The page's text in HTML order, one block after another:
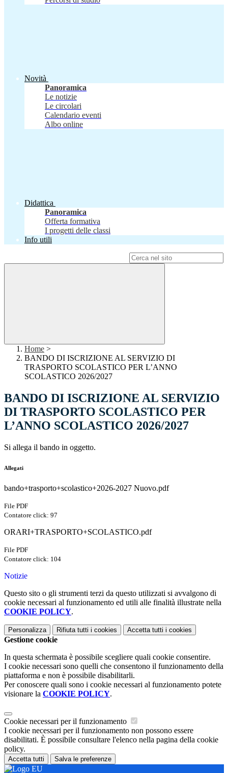
Novità
Panoramica
Le notizie
Le circolari
Calendario eventi
Albo online
Didattica
Panoramica
Offerta formativa
I progetti delle classi
Info utili
Home >
BANDO DI ISCRIZIONE AL SERVIZIO DI
TRASPORTO SCOLASTICO PER L’ANNO
SCOLASTICO 2026/2027
BANDO DI ISCRIZIONE AL SERVIZIO
DI TRASPORTO SCOLASTICO PER
L’ANNO SCOLASTICO 2026/2027
Si allega il bando in oggetto.
Allegati
bando+trasporto+scolastico+2026-2027 Nuovo.pdf
File PDF
Contatore click: 97
ORARI+TRASPORTO+SCOLASTICO.pdf
File PDF
Contatore click: 104
Notizie
Questo sito o gli strumenti terzi da questo utilizzati si avvalgono di
cookie necessari al funzionamento ed utili alle finalità illustrate nella
COOKIE POLICY.
Personalizza Rifiuta tutti i cookies Accetta tutti i cookies
Gestione cookie
In questa schermata è possibile scegliere quali cookie consentire.
I cookie necessari sono quelli che consentono il funzionamento della
piattaforma e non è possibile disabilitarli.
Per conoscere quali sono i cookie necessari al funzionamento potete
visionare la COOKIE POLICY.
Cookie necessari per il funzionamento
I cookie necessari per il funzionamento non possono essere
disabilitati. È possibile consultare l'elenco nella pagina della cookie
policy.
Accetta tutti Salva le preferenze